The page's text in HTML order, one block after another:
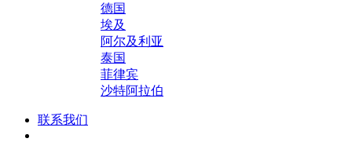
德国
埃及
阿尔及利亚
泰国
菲律宾
沙特阿拉伯
联系我们